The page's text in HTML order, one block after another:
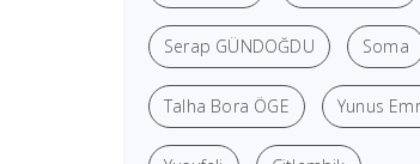
Serap GÜNDOĞDU Soma
Talha Bora ÖGE Yunus